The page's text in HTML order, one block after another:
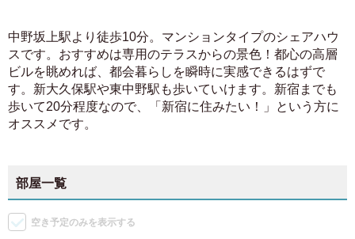
中野坂上駅より徒歩10分。マンションタイプのシェアハウ
スです。おすすめは専用のテラスからの景色！都心の高層
ビルを眺めれば、都会暮らしを瞬時に実感できるはずで
す。新大久保駅や東中野駅も歩いていけます。新宿までも
歩いて20分程度なので、「新宿に住みたい！」という方に
オススメです。
部屋一覧
空き予定のみを表示する